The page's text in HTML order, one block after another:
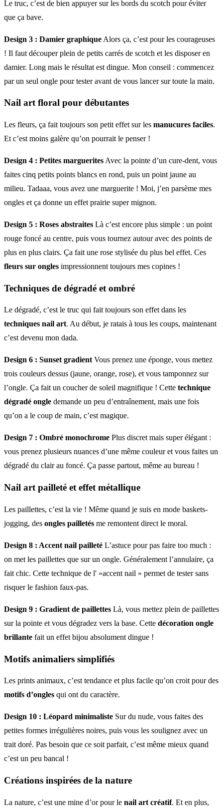
Le truc, c’est de bien appuyer sur les bords du scotch pour éviter
que ça bave.
Design 3 : Damier graphique Alors ça, c’est pour les courageuses
! Il faut découper plein de petits carrés de scotch et les disposer en
damier. Long mais le résultat est dingue. Mon conseil : commencez
par un seul ongle pour tester avant de vous lancer sur toute la main.
Nail art floral pour débutantes
Les fleurs, ça fait toujours son petit effet sur les manucures faciles.
Et c’est moins galère qu’on pourrait le penser !
Design 4 : Petites marguerites Avec la pointe d’un cure-dent, vous
faites cinq petits points blancs en rond, puis un point jaune au
milieu. Tadaaa, vous avez une marguerite ! Moi, j’en parsème mes
ongles et ça donne un effet prairie super mignon.
Design 5 : Roses abstraites Là c’est encore plus simple : un point
rouge foncé au centre, puis vous tournez autour avec des points de
plus en plus clairs. Ça fait une rose stylisée du plus bel effet. Ces
fleurs sur ongles impressionnent toujours mes copines !
Techniques de dégradé et ombré
Le dégradé, c’est le truc qui fait toujours son effet dans les
techniques nail art. Au début, je ratais à tous les coups, maintenant
c’est devenu mon dada.
Design 6 : Sunset gradient Vous prenez une éponge, vous mettez
trois couleurs dessus (jaune, orange, rose), et vous tamponnez sur
l’ongle. Ça fait un coucher de soleil magnifique ! Cette technique
dégradé ongle demande un peu d’entraînement, mais une fois
qu’on a le coup de main, c’est magique.
Design 7 : Ombré monochrome Plus discret mais super élégant :
vous prenez plusieurs nuances d’une même couleur et vous faites un
dégradé du clair au foncé. Ça passe partout, même au bureau !
Nail art pailleté et effet métallique
Les paillettes, c’est la vie ! Même quand je suis en mode baskets-
jogging, des ongles pailletés me remontent direct le moral.
Design 8 : Accent nail pailleté L’astuce pour pas faire too much :
on met les paillettes que sur un ongle. Généralement l’annulaire, ça
fait chic. Cette technique de l' »accent nail » permet de tester sans
risquer le fashion faux-pas.
Design 9 : Gradient de paillettes Là, vous mettez plein de paillettes
sur la pointe et vous dégradez vers la base. Cette décoration ongle
brillante fait un effet bijou absolument dingue !
Motifs animaliers simplifiés
Les prints animaux, c’est tendance et plus facile qu’on croit pour des
motifs d’ongles qui ont du caractère.
Design 10 : Léopard minimaliste Sur du nude, vous faites des
petites formes irrégulières noires, puis vous les soulignez avec un
trait doré. Pas besoin que ce soit parfait, c’est même mieux quand
c’est un peu bancal !
Créations inspirées de la nature
La nature, c’est une mine d’or pour le nail art créatif. Et en plus,